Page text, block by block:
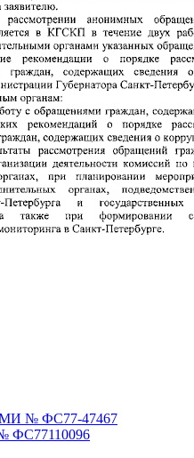
СМИ № ФС77-47467
ФС77110096